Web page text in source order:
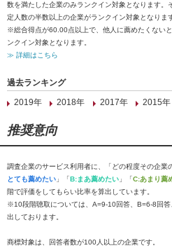
数を満たした企業のみランクイン対象となります。
定人数の半数以上の企業がランクイン対象となりま
※総合得点が60.00点以上で、他人に薦めたくない
ンクイン対象となります。
≫ 詳細はこちら
過去ランキング
2019年
2018年 2017年 2015年
推奨意向
調査企業のサービス利用者に、「どの程度その企業
とても薦めたい 」「B:まあ薦めたい 」「C:あまり薦
階で評価をしてもらい比率を算出しています。
※10段階聴取については、A=9-10回答、B=6-8回
出しております。
商標対象は、回答者数が100人以上の企業です。